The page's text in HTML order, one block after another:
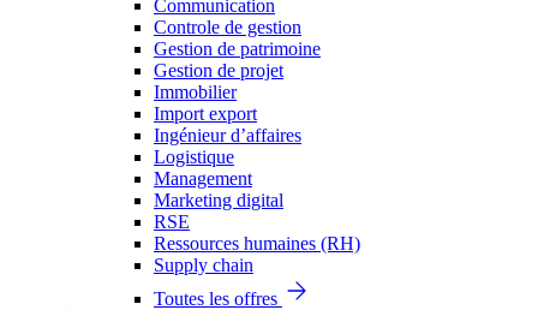
Communication
Controle de gestion
Gestion de patrimoine
Gestion de projet
Immobilier
Import export
Ingénieur d’affaires
Logistique
Management
Marketing digital
RSE
Ressources humaines (RH)
Supply chain
Toutes les offres